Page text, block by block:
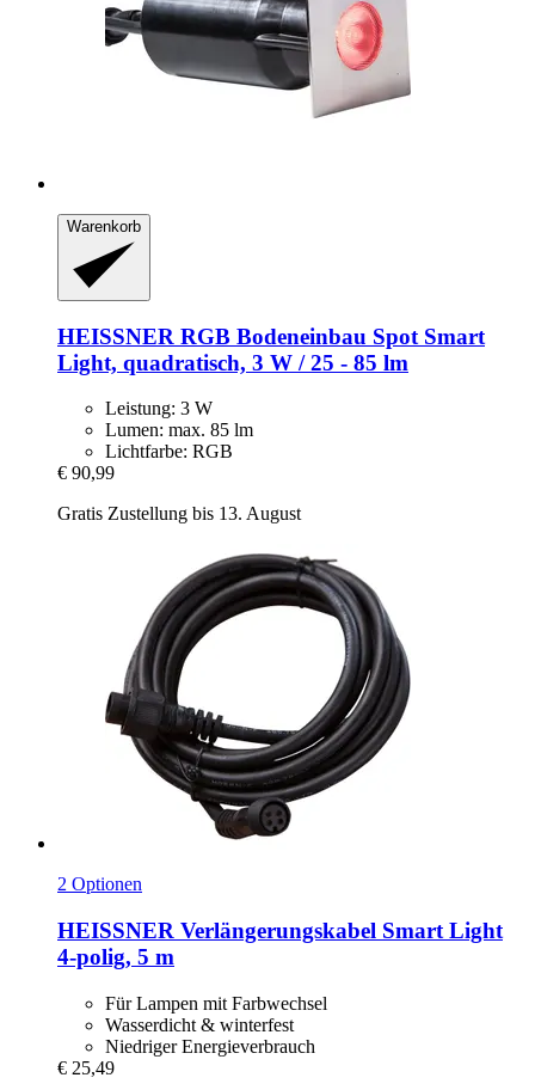
Warenkorb
HEISSNER RGB Bodeneinbau Spot Smart
Light, quadratisch, 3 W / 25 -​ 85 lm
Leistung: 3 W
Lumen: max. 85 lm
Lichtfarbe: RGB
€ 90,99
Gratis Zustellung bis 13. August
2 Optionen
HEISSNER Verlängerungskabel Smart Light
4-​polig, 5 m
Für Lampen mit Farbwechsel
Wasserdicht & winterfest
Niedriger Energieverbrauch
€ 25,49